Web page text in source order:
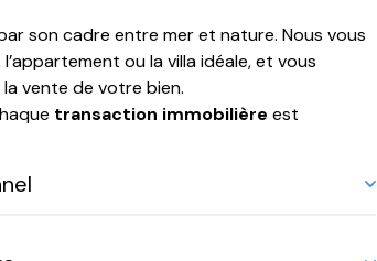
son cadre entre mer et nature. Nous vous
ou la villa idéale, et vous
vente de votre bien.
transaction immobilière est